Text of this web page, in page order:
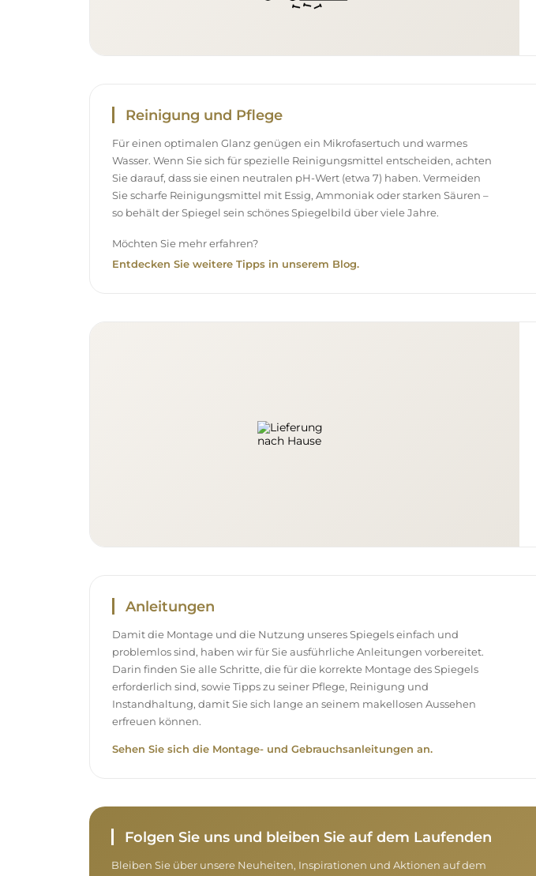
Reinigung und Pflege
Für einen optimalen Glanz genügen ein Mikrofasertuch und warmes
Wasser. Wenn Sie sich für spezielle Reinigungsmittel entscheiden, achten
Sie darauf, dass sie einen neutralen pH-Wert (etwa 7) haben. Vermeiden
Sie scharfe Reinigungsmittel mit Essig, Ammoniak oder starken Säuren –
so behält der Spiegel sein schönes Spiegelbild über viele Jahre.
Möchten Sie mehr erfahren?
Entdecken Sie weitere Tipps in unserem Blog.
Anleitungen
Damit die Montage und die Nutzung unseres Spiegels einfach und
problemlos sind, haben wir für Sie ausführliche Anleitungen vorbereitet.
Darin finden Sie alle Schritte, die für die korrekte Montage des Spiegels
erforderlich sind, sowie Tipps zu seiner Pflege, Reinigung und
Instandhaltung, damit Sie sich lange an seinem makellosen Aussehen
erfreuen können.
Sehen Sie sich die Montage- und Gebrauchsanleitungen an.
Folgen Sie uns und bleiben Sie auf dem Laufenden
Bleiben Sie über unsere Neuheiten, Inspirationen und Aktionen auf dem